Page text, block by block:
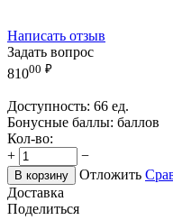
Написать отзыв
Задать вопрос
81000 ₽
Доступность: 66 ед.
Бонусные баллы: баллов
Кол-во:
+
−
В корзину Отложить
Доставка
Поделиться